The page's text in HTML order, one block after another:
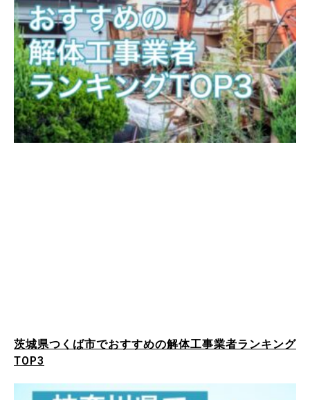
茨城県つくば市でおすすめの解体工事業者ランキング
TOP3